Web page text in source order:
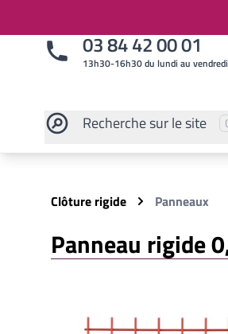
03 84 42 00 01
13h30-16h30 du lundi au vendredi
Recherchesur le site
Clôture rigide Panneaux
Panneau rigide